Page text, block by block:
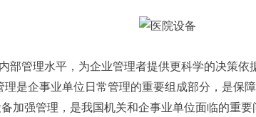
部管理水平，为企业管理者提供更科学的决策依
理是企事业单位日常管理的重要组成部分，是保
加强管理，是我国机关和企事业单位面临的重